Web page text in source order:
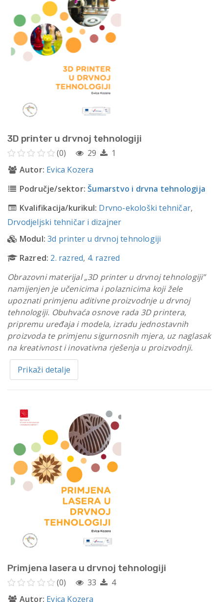
3D printer u drvnoj tehnologiji
(0) 29
1
Autor: Evica Kozera
Područje/sektor: Šumarstvo i drvna tehnologija
Kvalifikacija/kurikul: Drvno-ekološki tehničar,
Drvodjeljski tehničar i dizajner
Modul: 3d printer u drvnoj tehnologiji
Razred: 2. razred, 4. razred
Obrazovni materijal „3D printer u drvnoj tehnologiji”
namijenjen je učenicima i polaznicima koji žele
upoznati primjenu aditivne proizvodnje u drvnoj
tehnologiji. Obuhvaća osnove rada 3D printera,
pripremu uređaja i modela, izradu jednostavnih
proizvoda te primjenu sigurnosnih mjera, uz naglasak
na kreativnost i inovativna rješenja u proizvodnji.
Prikaži detalje
Primjena lasera u drvnoj tehnologiji
(0) 33
4
Autor: Evica Kozera